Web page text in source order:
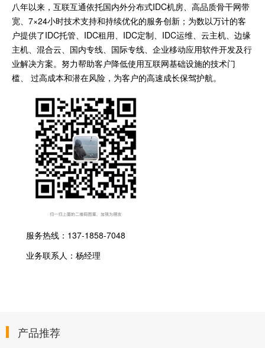
八年以来，互联互通依托国内外分布式IDC机房、高品质骨干网带
宽、7×24小时技术支持和持续优化的服务创新；为数以万计的客
户提供了IDC托管、IDC租用、IDC定制、IDC运维、云主机、边缘
主机、混合云、国内专线、国际专线、企业移动应用软件开发及行
业解决方案。努力帮助客户降低使用互联网基础设施的技术门
槛、 过高成本和潜在风险，为客户的高速成长保驾护航。
服务热线：137-1858-7048
业务联系人：杨经理
产品推荐